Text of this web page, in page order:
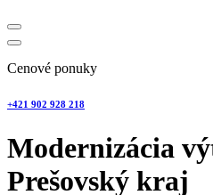
Cenové ponuky
+421 902 928 218
Modernizácia
Prešovský kraj